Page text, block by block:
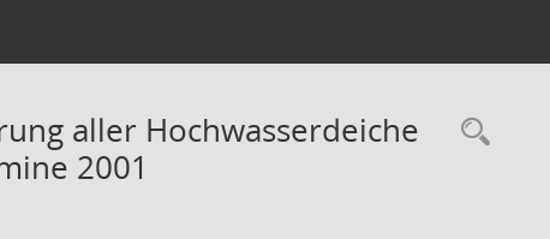
aller Hochwasserdeiche
2001